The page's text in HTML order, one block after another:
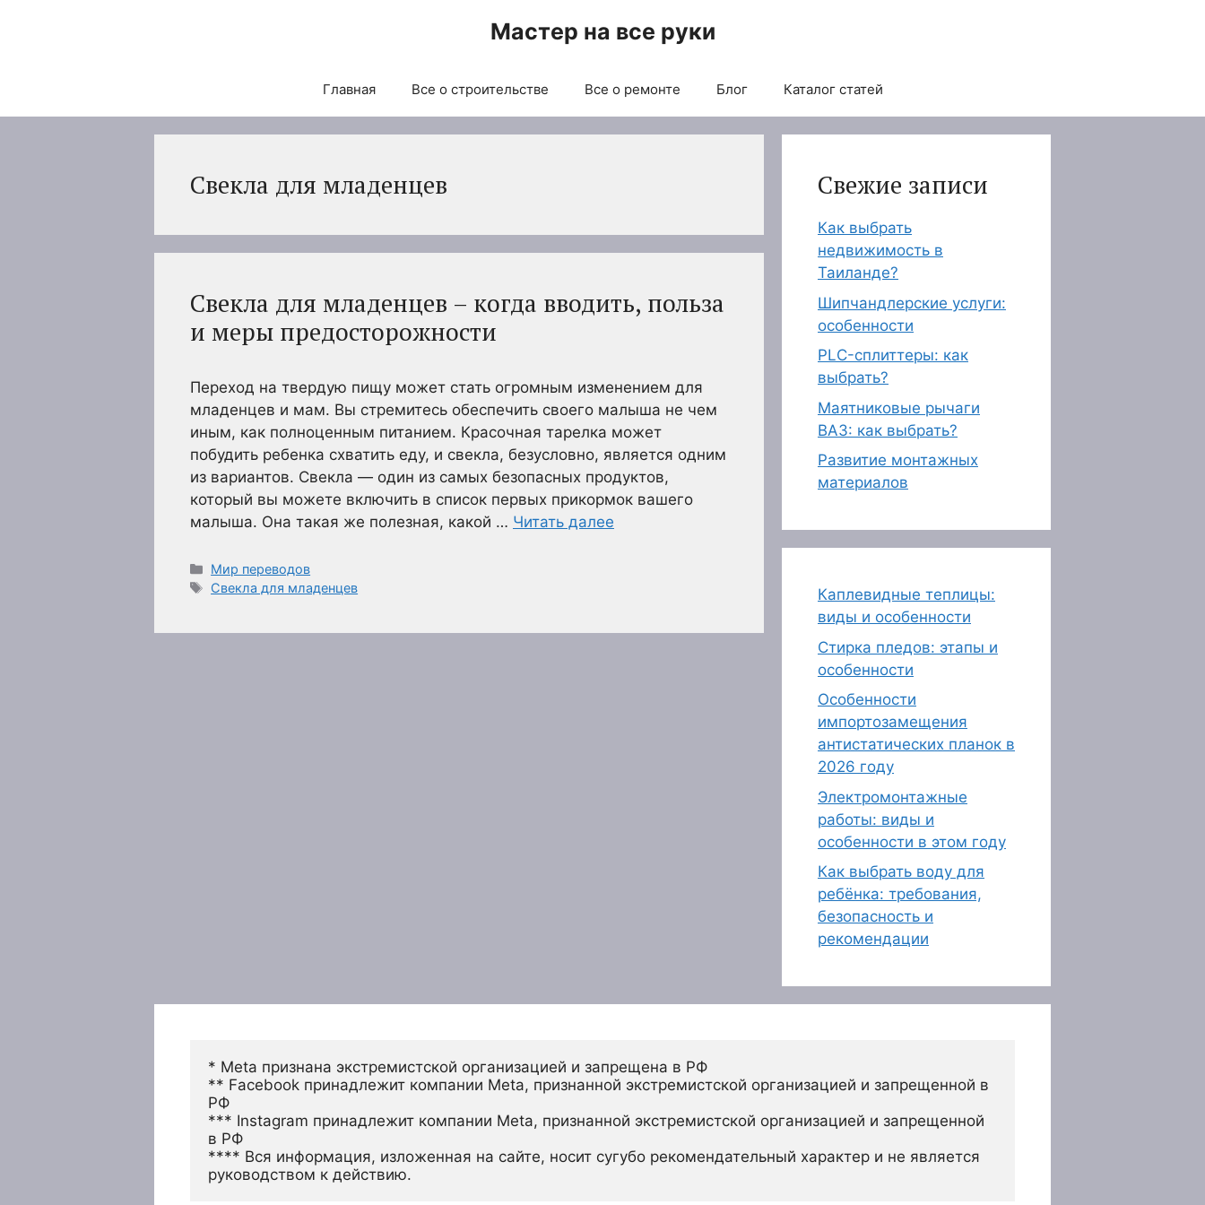
Мастер на все руки
Главная Все о строительстве Все о ремонте Блог Каталог статей
Свекла для младенцев
Свекла для младенцев – когда вводить, польза
и меры предосторожности
Переход на твердую пищу может стать огромным изменением для
младенцев и мам. Вы стремитесь обеспечить своего малыша не чем
иным, как полноценным питанием. Красочная тарелка может
побудить ребенка схватить еду, и свекла, безусловно, является одним
из вариантов. Свекла — один из самых безопасных продуктов,
который вы можете включить в список первых прикормок вашего
малыша. Она такая же полезная, какой … Читать далее
Рубрики
Мир переводов
Метки
Свекла для младенцев
Свежие записи
Как выбрать
недвижимость в
Таиланде?
Шипчандлерские услуги:
особенности
PLC-сплиттеры: как
выбрать?
Маятниковые рычаги
ВАЗ: как выбрать?
Развитие монтажных
материалов
Каплевидные теплицы:
виды и особенности
Стирка пледов: этапы и
особенности
Особенности
импортозамещения
антистатических планок в
2026 году
Электромонтажные
работы: виды и
особенности в этом году
Как выбрать воду для
ребёнка: требования,
безопасность и
рекомендации
* Meta признана экстремистской организацией и запрещена в РФ
** Facebook принадлежит компании Meta, признанной экстремистской организацией и запрещенной в
РФ
*** Instagram принадлежит компании Meta, признанной экстремистской организацией и запрещенной
в РФ
**** Вся информация, изложенная на сайте, носит сугубо рекомендательный характер и не является
руководством к действию.